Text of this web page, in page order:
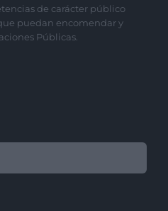
de carácter público
puedan encomendar y
Públicas.